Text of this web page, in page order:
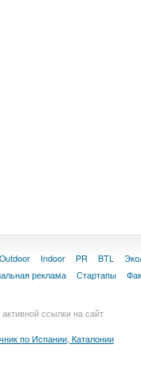
Outdoor Indoor PR BTL
реклама Стартапы
ссылки на сайт
по Испании, Каталонии